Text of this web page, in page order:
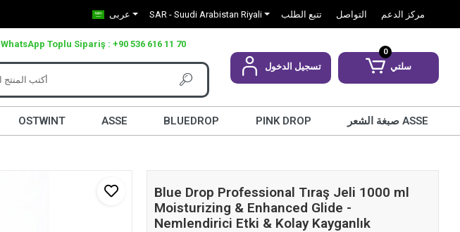
عربى SAR - Suudi Arabistan Riyali تتبع الطلب التواصل مركز الدعم
WhatsApp Toplu Sipariş : +90 536 616 11 70
تسجيل الدخول
0
سلتي
OSTWINT ASSE BLUEDROP PINK DROP صبغة الشعر ASSE
Blue Drop Professional Tıraş Jeli 1000 ml
Moisturizing & Enhanced Glide -
Nemlendirici Etki & Kolay Kayganlık